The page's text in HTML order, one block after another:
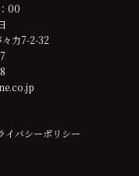
00
力7-2-32
イバシーポリシー